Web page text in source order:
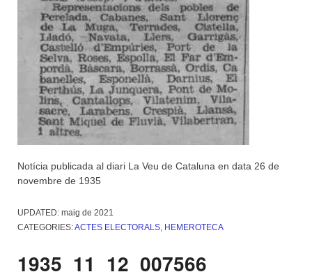
Notícia publicada al diari La Veu de Cataluna en data 26 de
novembre de 1935
UPDATED: maig de 2021
CATEGORIES:ACTES ELECTORALS HEMEROTECA
1935_11_12_007566